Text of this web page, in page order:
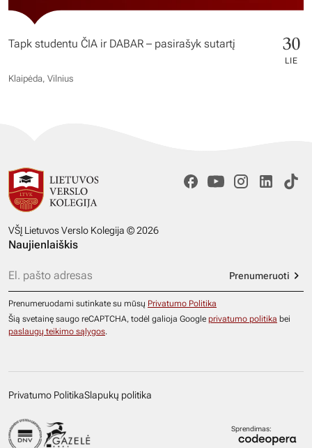
Tapk studentu ČIA ir DABAR – pasirašyk sutartį 30
LIE
Klaipėda, Vilnius
VŠĮ Lietuvos Verslo Kolegija © 2026
Naujienlaiškis
Prenumeruoti
Prenumeruodami sutinkate su mūsų Privatumo Politika
Šią svetainę saugo reCAPTCHA, todėl galioja Google privatumo politika bei
paslaugų teikimo sąlygos.
Privatumo PolitikaSlapukų politika
Sprendimas: